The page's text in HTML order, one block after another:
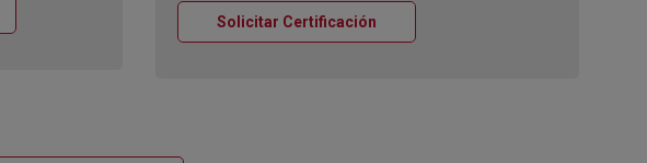
nueva
Solicitar Certificación